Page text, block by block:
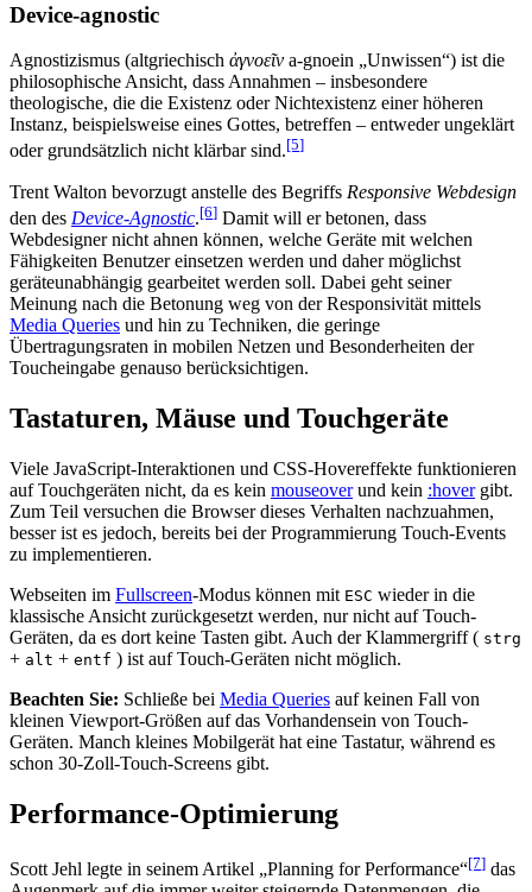
Device-agnostic
Agnostizismus (altgriechisch ἀγνοεῖν a-gnoein „Unwissen“) ist die
philosophische Ansicht, dass Annahmen – insbesondere
theologische, die die Existenz oder Nichtexistenz einer höheren
Instanz, beispielsweise eines Gottes, betreffen – entweder ungeklärt
oder grundsätzlich nicht klärbar sind.[5]
Trent Walton bevorzugt anstelle des Begriffs Responsive Webdesign
den des Device-Agnostic.[6] Damit will er betonen, dass
Webdesigner nicht ahnen können, welche Geräte mit welchen
Fähigkeiten Benutzer einsetzen werden und daher möglichst
geräteunabhängig gearbeitet werden soll. Dabei geht seiner
Meinung nach die Betonung weg von der Responsivität mittels
Media Queries und hin zu Techniken, die geringe
Übertragungsraten in mobilen Netzen und Besonderheiten der
Toucheingabe genauso berücksichtigen.
Tastaturen, Mäuse und Touchgeräte
Viele JavaScript-Interaktionen und CSS-Hovereffekte funktionieren
auf Touchgeräten nicht, da es kein mouseoverund kein :hovergibt.
Zum Teil versuchen die Browser dieses Verhalten nachzuahmen,
besser ist es jedoch, bereits bei der Programmierung Touch-Events
zu implementieren.
Webseiten im Fullscreen-Modus können mit ESC wieder in die
klassische Ansicht zurückgesetzt werden, nur nicht auf Touch-
Geräten, da es dort keine Tasten gibt. Auch der Klammergriff ( strg
+ alt + entf ) ist auf Touch-Geräten nicht möglich.
Beachten Sie: Schließe bei Media Queries auf keinen Fall von
kleinen Viewport-Größen auf das Vorhandensein von Touch-
Geräten. Manch kleines Mobilgerät hat eine Tastatur, während es
schon 30-Zoll-Touch-Screens gibt.
Performance-Optimierung
Scott Jehl legte in seinem Artikel „Planning for Performance“[7] das